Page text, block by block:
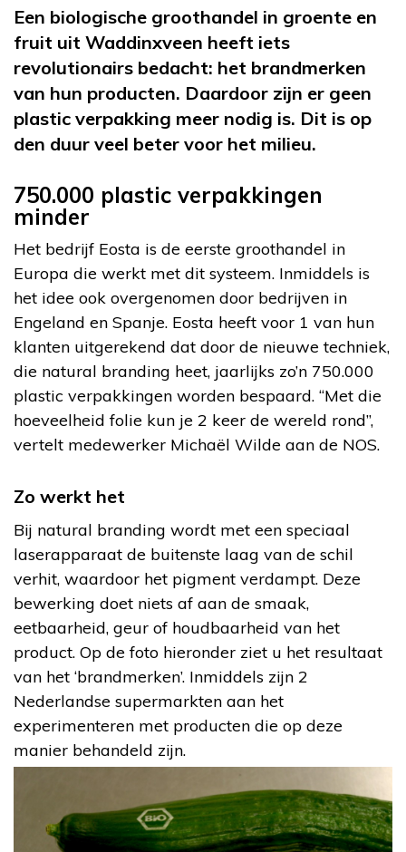
Een biologische groothandel in groente en
fruit uit Waddinxveen heeft iets
revolutionairs bedacht: het brandmerken
van hun producten. Daardoor zijn er geen
plastic verpakking meer nodig is. Dit is op
den duur veel beter voor het milieu.
750.000 plastic verpakkingen
minder
Het bedrijf Eosta is de eerste groothandel in
Europa die werkt met dit systeem. Inmiddels is
het idee ook overgenomen door bedrijven in
Engeland en Spanje. Eosta heeft voor 1 van hun
klanten uitgerekend dat door de nieuwe techniek,
die natural branding heet, jaarlijks zo’n 750.000
plastic verpakkingen worden bespaard. “Met die
hoeveelheid folie kun je 2 keer de wereld rond”,
vertelt medewerker Michaël Wilde aan de NOS.
Zo werkt het
Bij natural branding wordt met een speciaal
laserapparaat de buitenste laag van de schil
verhit, waardoor het pigment verdampt. Deze
bewerking doet niets af aan de smaak,
eetbaarheid, geur of houdbaarheid van het
product. Op de foto hieronder ziet u het resultaat
van het ‘brandmerken’. Inmiddels zijn 2
Nederlandse supermarkten aan het
experimenteren met producten die op deze
manier behandeld zijn.